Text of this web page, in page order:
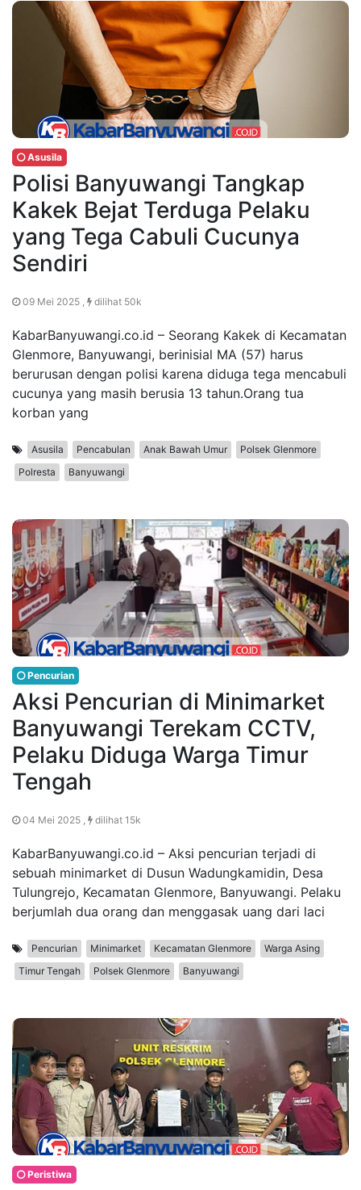
Asusila
Polisi Banyuwangi Tangkap
Kakek Bejat Terduga Pelaku
yang Tega Cabuli Cucunya
Sendiri
09 Mei 2025 , dilihat 50k
KabarBanyuwangi.co.id – Seorang Kakek di Kecamatan
Glenmore, Banyuwangi, berinisial MA (57) harus
berurusan dengan polisi karena diduga tega mencabuli
cucunya yang masih berusia 13 tahun.Orang tua
korban yang
Asusila Pencabulan Anak Bawah Umur
Polsek Glenmore
Polresta
Banyuwangi
Pencurian
Aksi Pencurian di Minimarket
Banyuwangi Terekam CCTV,
Pelaku Diduga Warga Timur
Tengah
04 Mei 2025 , dilihat 15k
KabarBanyuwangi.co.id – Aksi pencurian terjadi di
sebuah minimarket di Dusun Wadungkamidin, Desa
Tulungrejo, Kecamatan Glenmore, Banyuwangi. Pelaku
berjumlah dua orang dan menggasak uang dari laci
Pencurian Minimarket Kecamatan Glenmore
Warga Asing
Timur Tengah
Polsek Glenmore Banyuwangi
Peristiwa